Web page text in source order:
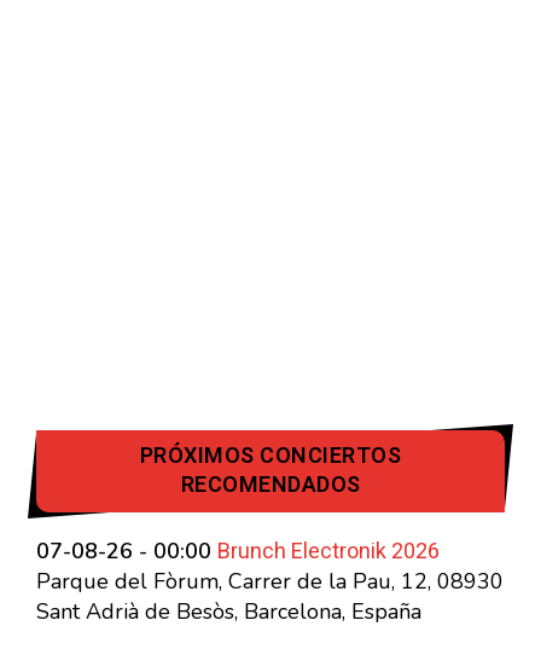
PRÓXIMOS CONCIERTOS
RECOMENDADOS
07-08-26 - 00:00 Brunch Electronik 2026
Parque del Fòrum, Carrer de la Pau, 12, 08930
Sant Adrià de Besòs, Barcelona, España